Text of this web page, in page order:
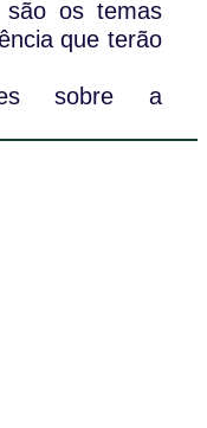
são os temas
que terão
sobre a